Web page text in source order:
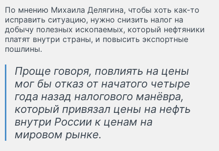
По мнению Михаила Делягина, чтобы хоть как-то
исправить ситуацию, нужно снизить налог на
добычу полезных ископаемых, который нефтяники
платят внутри страны, и повысить экспортные
пошлины.
Проще говоря, повлиять на цены
мог бы отказ от начатого четыре
года назад налогового манёвра,
который привязал цены на нефть
внутри России к ценам на
мировом рынке.